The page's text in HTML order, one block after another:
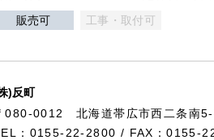
販売可 工事・取付可
)反町
080-0012 北海道帯広市西二条南
：0155-22-2800 / FAX：0155-